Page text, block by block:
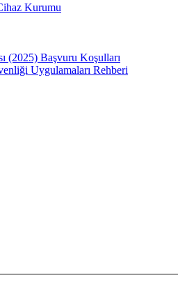
Kurumu
(2025) Başvuru Koşulları
Uygulamaları Rehberi